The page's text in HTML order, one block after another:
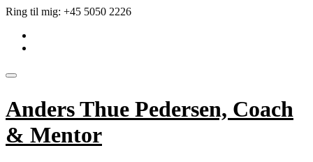
Videre
indhold
Ring til mig: +45 5050 2226
Skift
Anders Thue Pedersen, Coach
& Mentor